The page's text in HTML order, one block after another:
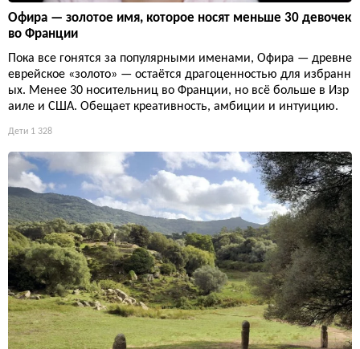
Офира — золотое имя, которое носят меньше 30 девочек
во Франции
Пока все гонятся за популярными именами, Офира — древне
еврейское «золото» — остаётся драгоценностью для избранн
ых. Менее 30 носительниц во Франции, но всё больше в Изр
аиле и США. Обещает креативность, амбиции и интуицию.
Дети 1 328